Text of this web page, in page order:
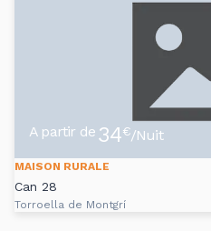
A partir de 34€/Nuit
MAISON RURALE
Can 28
Torroella de Montgrí